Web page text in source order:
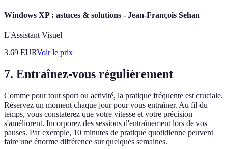
Windows XP : astuces & solutions - Jean-François Sehan
L'Assistant Visuel
3.69 EURVoir le prix
7. Entraînez-vous régulièrement
Comme pour tout sport ou activité, la pratique fréquente est cruciale.
Réservez un moment chaque jour pour vous entraîner. Au fil du
temps, vous constaterez que votre vitesse et votre précision
s'améliorent. Incorporez des sessions d'entraînement lors de vos
pauses. Par exemple, 10 minutes de pratique quotidienne peuvent
faire une énorme différence sur quelques semaines.